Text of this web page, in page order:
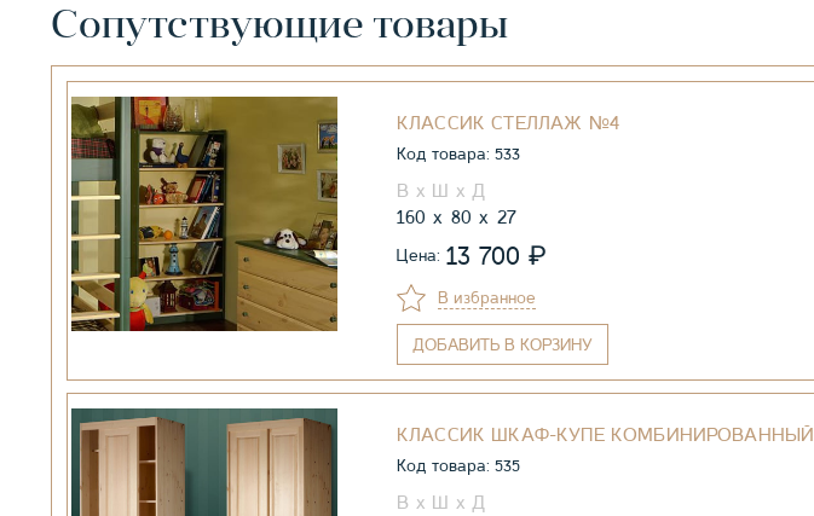
Сопутствующие товары
КЛАССИК СТЕЛЛАЖ №4
Код товара: 533
160 80 27
Цена: 13 700 ₽
В избранное
ДОБАВИТЬ В КОРЗИНУ
КЛАССИК ШКАФ-КУПЕ КОМБИНИРОВАННЫЙ
Код товара: 535